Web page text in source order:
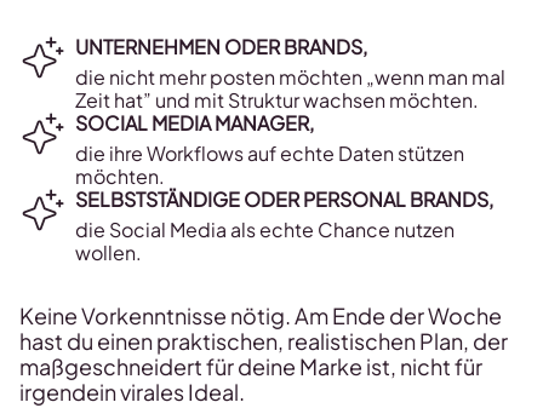
UNTERNEHMEN ODER BRANDS,
die nicht mehr posten möchten „wenn man mal
Zeit hat” und mit Struktur wachsen möchten.
SOCIAL MEDIA MANAGER,
die ihre Workflows auf echte Daten stützen
möchten.
SELBSTSTÄNDIGE ODER PERSONAL BRANDS,
die Social Media als echte Chance nutzen
wollen.
Keine Vorkenntnisse nötig. Am Ende der Woche
hast du einen praktischen, realistischen Plan, der
maßgeschneidert für deine Marke ist, nicht für
irgendein virales Ideal.